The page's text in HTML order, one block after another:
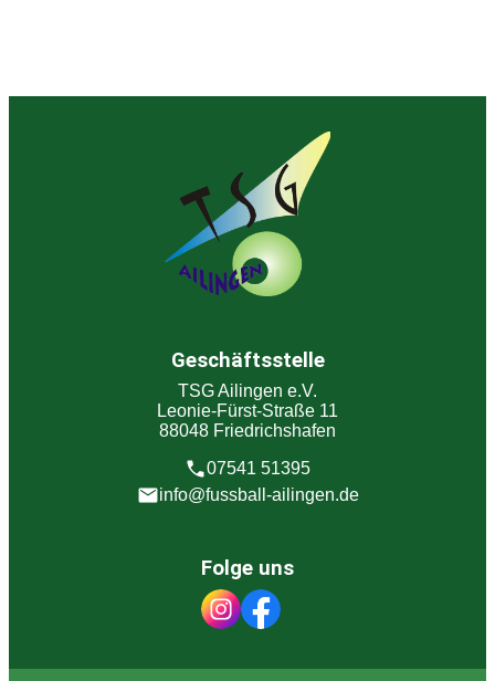
Geschäftsstelle
TSG Ailingen e.V.
Leonie-Fürst-Straße 11
88048 Friedrichshafen
07541 51395
info@fussball-ailingen.de
Folge uns